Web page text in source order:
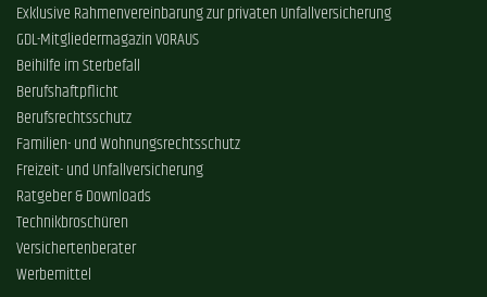
Exklusive Rahmenvereinbarung zur privaten Unfallversicherung
GDL-Mitgliedermagazin VORAUS
Beihilfe im Sterbefall
Berufshaftpflicht
Berufsrechtsschutz
Familien- und Wohnungsrechtsschutz
Freizeit- und Unfallversicherung
Ratgeber & Downloads
Technikbroschüren
Versichertenberater
Werbemittel